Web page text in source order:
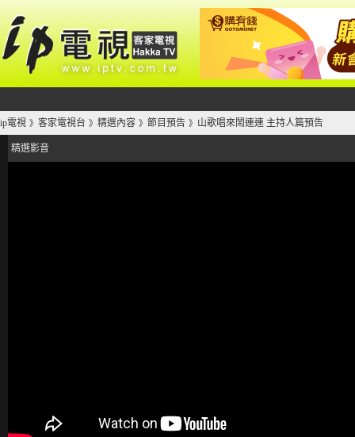
ip電視 》 客家電視台 》 精選內容 》 節目預告 》 山歌唱來鬧連連 主持人篇預告
精選影音